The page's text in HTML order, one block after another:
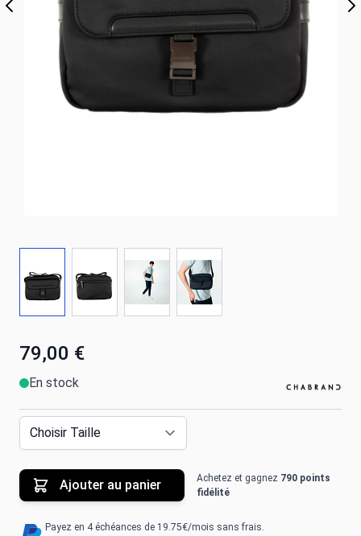
79,00 €
En stock
Ajouter au panier Achetez et gagnez 790 points
fidélité
Payez en 4 échéances de 19.75€/mois sans frais.